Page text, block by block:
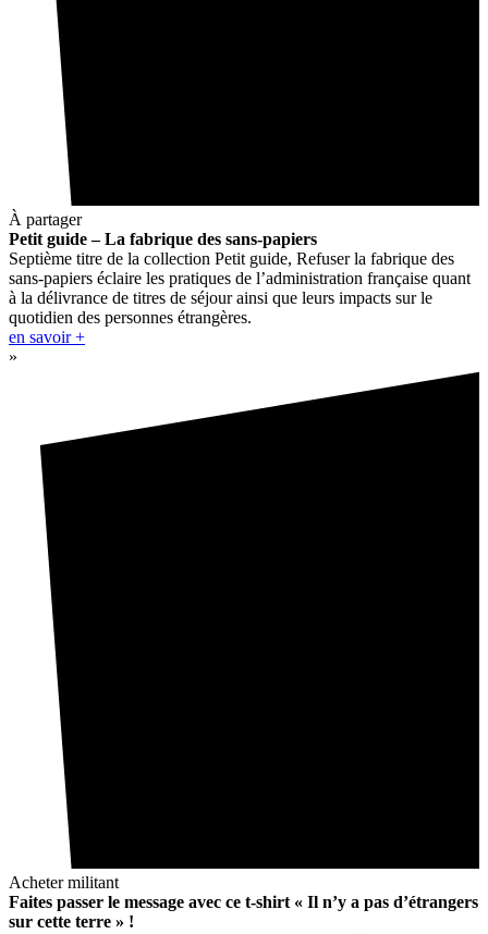
À partager
Petit guide – La fabrique des sans-papiers
Septième titre de la collection Petit guide, Refuser la fabrique des
sans-papiers éclaire les pratiques de l’administration française quant
à la délivrance de titres de séjour ainsi que leurs impacts sur le
quotidien des personnes étrangères.
en savoir +
»
Acheter militant
Faites passer le message avec ce t-shirt « Il n’y a pas d’étrangers
sur cette terre » !